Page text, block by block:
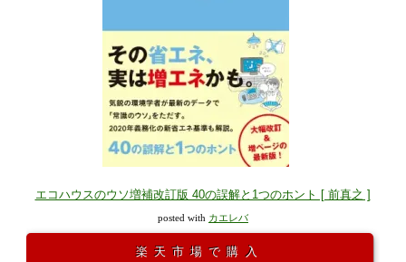
エコハウスのウソ増補改訂版 40の誤解と1つのホント [ 前真之 ]
posted with カエレバ
楽天市場で購入